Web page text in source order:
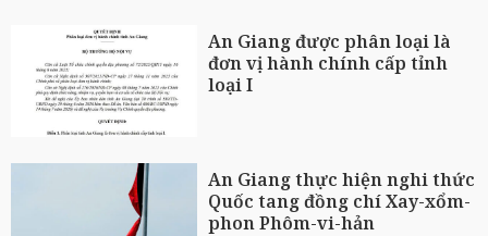
An Giang được phân loại là
đơn vị hành chính cấp tỉnh
loại I
An Giang thực hiện nghi thức
Quốc tang đồng chí Xay-xổm-
phon Phôm-vi-hản